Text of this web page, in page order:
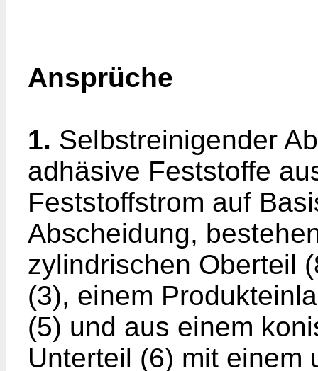
Ansprüche
1. Selbstreinigender
adhäsive Feststoffe
Feststoffstrom auf
Abscheidung,
zylindrischen Oberteil
(3), einem
(5) und aus einem
Unterteil (6) mit einem